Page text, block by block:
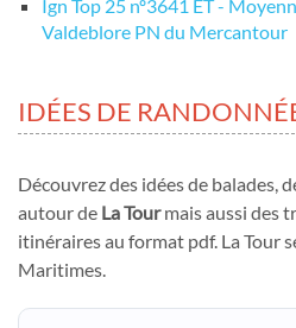
Ign Top 25 nº3641 ET -
Valdeblore PN du Mercantour
IDÉES DE
Découvrez des idées de balades,
autour de La Tourmais aussi des
itinéraires au format pdf. La Tour
Maritimes.